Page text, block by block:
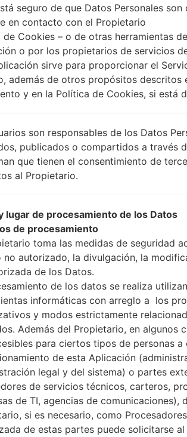
Modelo y sus
LGD855V
LG G3
Junio, 2014
8.9
74.6 x
149 gramos
Android
Hardware
2500 Mhz
cuatro
seguro de que Datos Personales
en contacto con el Propietario
de Cookies – o de otras herramientas
o por los propietarios de servicios
sirve para proporcionar el
además de otros propósitos descritos
y en la Política de Cookies, si está
son responsables de los Datos
publicados o compartidos a través
que tienen el consentimiento de
al Propietario.
lugar de procesamiento de los Datos
de procesamiento
toma las medidas de seguridad
no autorizado, la divulgación, la
de los Datos.
de los datos se realiza
informáticas con arreglo a los
y modos estrictamente
Además del Propietario, en algunos
para ciertos tipos de personas
de esta Aplicación
legal y del sistema) o partes
de servicios técnicos, carteros,
de TI, agencias de comunicaciones),
si es necesario, como
de estas partes puede solicitarse